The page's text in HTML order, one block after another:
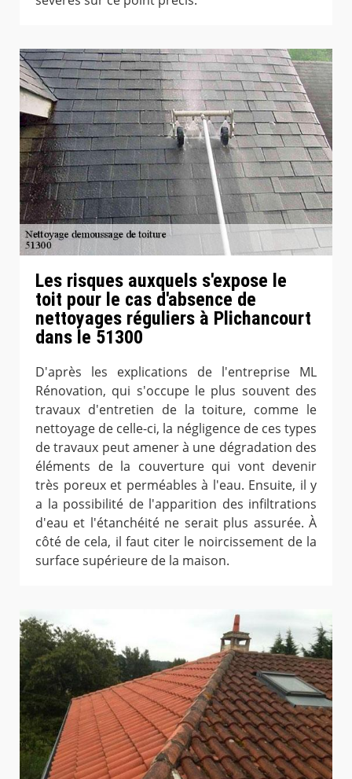
Les risques auxquels s'expose le
toit pour le cas d'absence de
nettoyages réguliers à Plichancourt
dans le 51300
D'après les explications de l'entreprise ML
Rénovation, qui s'occupe le plus souvent des
travaux d'entretien de la toiture, comme le
nettoyage de celle-ci, la négligence de ces types
de travaux peut amener à une dégradation des
éléments de la couverture qui vont devenir
très poreux et perméables à l'eau. Ensuite, il y
a la possibilité de l'apparition des infiltrations
d'eau et l'étanchéité ne serait plus assurée. À
côté de cela, il faut citer le noircissement de la
surface supérieure de la maison.